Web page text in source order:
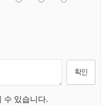
수 있습니다.